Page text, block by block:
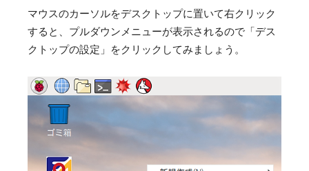
マウスのカーソルをデスクトップに置いて右クリック
すると、プルダウンメニューが表示されるので「デス
クトップの設定」をクリックしてみましょう。